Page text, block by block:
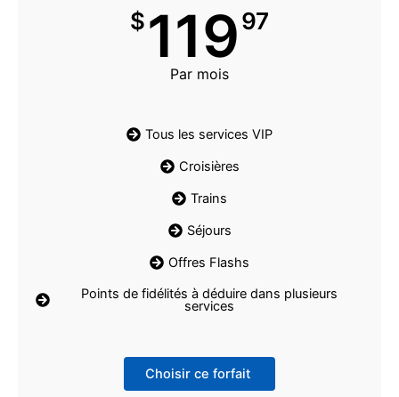
$11997
Par mois
Tous les services VIP
Croisières
Trains
Séjours
Offres Flashs
Points de fidélités à déduire dans plusieurs
services
Choisir ce forfait